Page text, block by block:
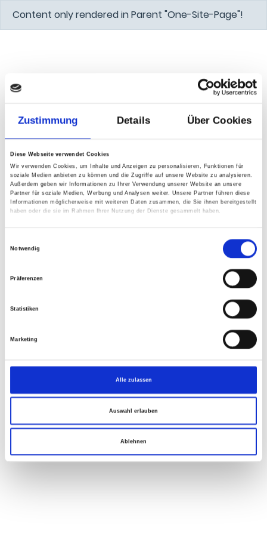
Zustimmung Details Über Cookies
Diese Webseite verwendet Cookies
Wir verwenden Cookies, um Inhalte und Anzeigen zu personalisieren, Funktionen für
soziale Medien anbieten zu können und die Zugriffe auf unsere Website zu analysieren.
Außerdem geben wir Informationen zu Ihrer Verwendung unserer Website an unsere
Partner für soziale Medien, Werbung und Analysen weiter. Unsere Partner führen diese
Informationen möglicherweise mit weiteren Daten zusammen, die Sie ihnen bereitgestellt
haben oder die sie im Rahmen Ihrer Nutzung der Dienste gesammelt haben.
Notwendig
Präferenzen
Statistiken
Marketing
Alle zulassen
Auswahl erlauben
Ablehnen
Content only rendered in Parent "One-Site-Page"!